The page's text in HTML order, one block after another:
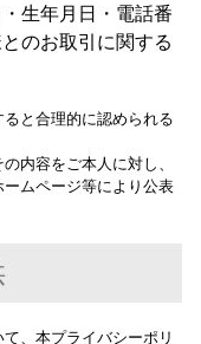
生年月日・電話番
のお取引に関する
と合理的に認められる
内容をご本人に対し、
ムページ等により公表
、本プライバシーポリ